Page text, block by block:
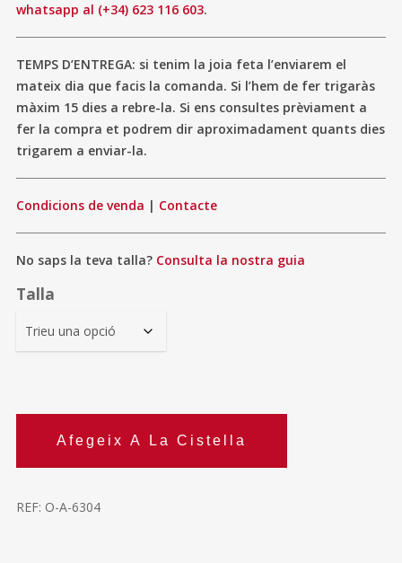
whatsapp al (+34) 623 116 603.
TEMPS D’ENTREGA: si tenim la joia feta l’enviarem el
mateix dia que facis la comanda. Si l’hem de fer trigaràs
màxim 15 dies a rebre-la. Si ens consultes prèviament a
fer la compra et podrem dir aproximadament quants dies
trigarem a enviar-la.
Condicions de venda | Contacte
No saps la teva talla? Consulta la nostra guia
Talla
Afegeix A La Cistella
REF: O-A-6304